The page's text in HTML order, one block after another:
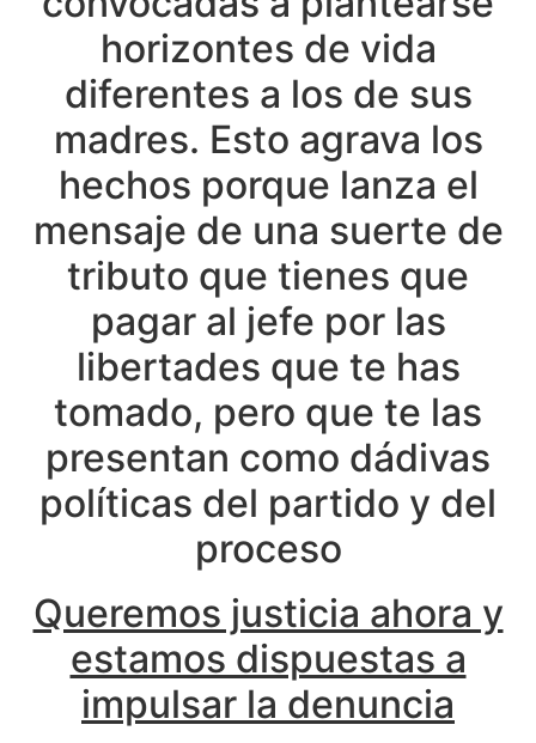
horizontes de vida
diferentes a los de sus
madres. Esto agrava los
hechos porque lanza el
mensaje de una suerte de
tributo que tienes que
pagar al jefe por las
libertades que te has
tomado, pero que te las
presentan como dádivas
políticas del partido y del
proceso
Queremos justicia ahora y
estamos dispuestas a
impulsar la denuncia